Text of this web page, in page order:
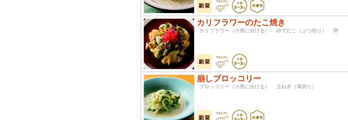
カリフラワーのたこ焼き
カリフラワー（小房に分ける） ゆでだこ（ぶつ切り） 卵
崩しブロッコリー
ブロッコリー（小房に分ける） 玉ねぎ（薄切り）